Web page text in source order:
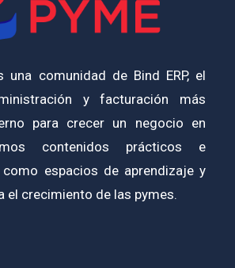
una comunidad de Bind ERP, el
y facturación más
para crecer un negocio en
contenidos prácticos e
espacios de aprendizaje y
el crecimiento de las pymes.